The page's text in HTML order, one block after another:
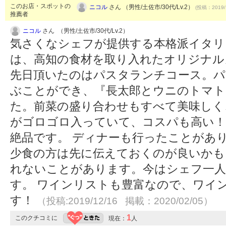
このお店・スポットの
推薦者
ニコル さん （男性/土佐市/30代/Lv.2） (投稿：
ニコル さん （男性/土佐市/30代/Lv.2）
気さくなシェフが提供する本格派イタ
は、高知の食材を取り入れたオリジナ
先日頂いたのはパスタランチコース。
ぶことができ、『長太郎とウニのトマ
た。前菜の盛り合わせもすべて美味し
がゴロゴロ入っていて、コスパも高い
絶品です。 ディナーも行ったことがあ
少食の方は先に伝えておくのが良いか
れないことがあります。今はシェフ一
す。 ワインリストも豊富なので、ワイ
す！
（投稿:2019/12/16 掲載：2020/02/05）
このクチコミに 現在： 1 人